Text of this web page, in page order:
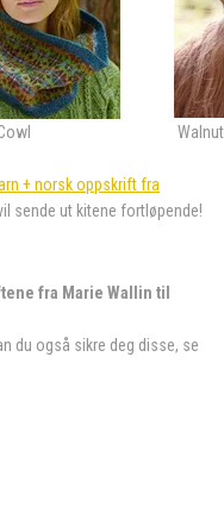
+ norsk oppskrift fra
sende ut kitene fortløpende!
fra Marie Wallin til
du også sikre deg disse, se